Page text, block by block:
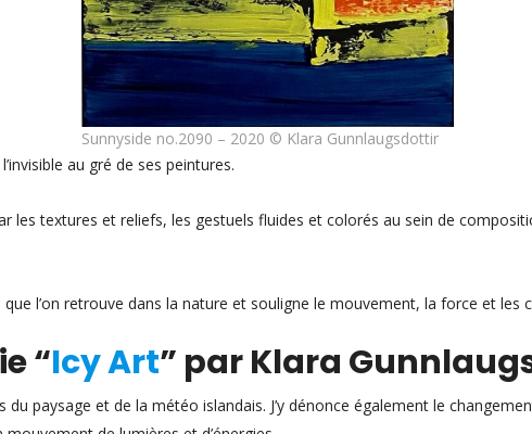
Sunnyside no.2090 – 2020 © Klara Gunnlaugsdottir
au gré de ses peintures.
les textures et reliefs, les gestuels fluides et colorés au sein de
l’on retrouve dans la nature et souligne le mouvement, la force et les
“Icy Art” par Klara
paysage et de la météo islandais. J’y dénonce également le